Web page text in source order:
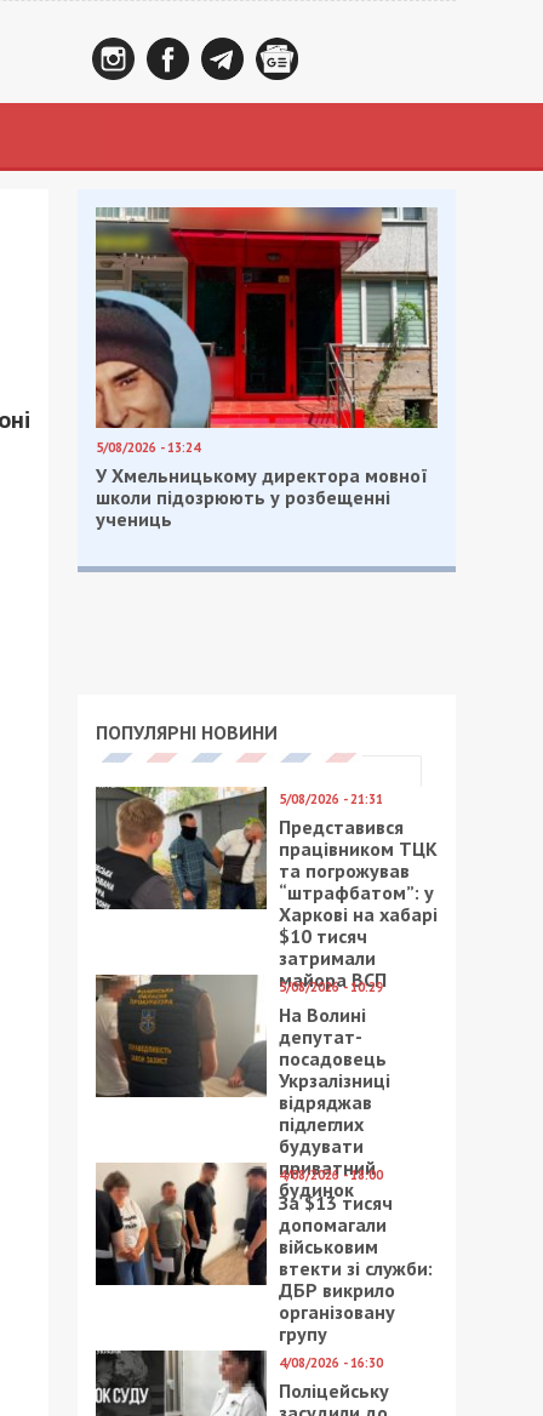
5/08/2026 - 13:24
У Хмельницькому директора мовної
школи підозрюють у розбещенні
учениць
ПОПУЛЯРНІ НОВИНИ
5/08/2026 - 21:31
Представився
працівником ТЦК
та погрожував
“штрафбатом”: у
Харкові на хабарі
$10 тисяч
затримали
майора ВСП
5/08/2026 - 10:29
На Волині
депутат-
посадовець
Укрзалізниці
відряджав
підлеглих
будувати
приватний
будинок
4/08/2026 - 18:00
За $13 тисяч
допомагали
військовим
втекти зі служби:
ДБР викрило
організовану
групу
4/08/2026 - 16:30
Поліцейську